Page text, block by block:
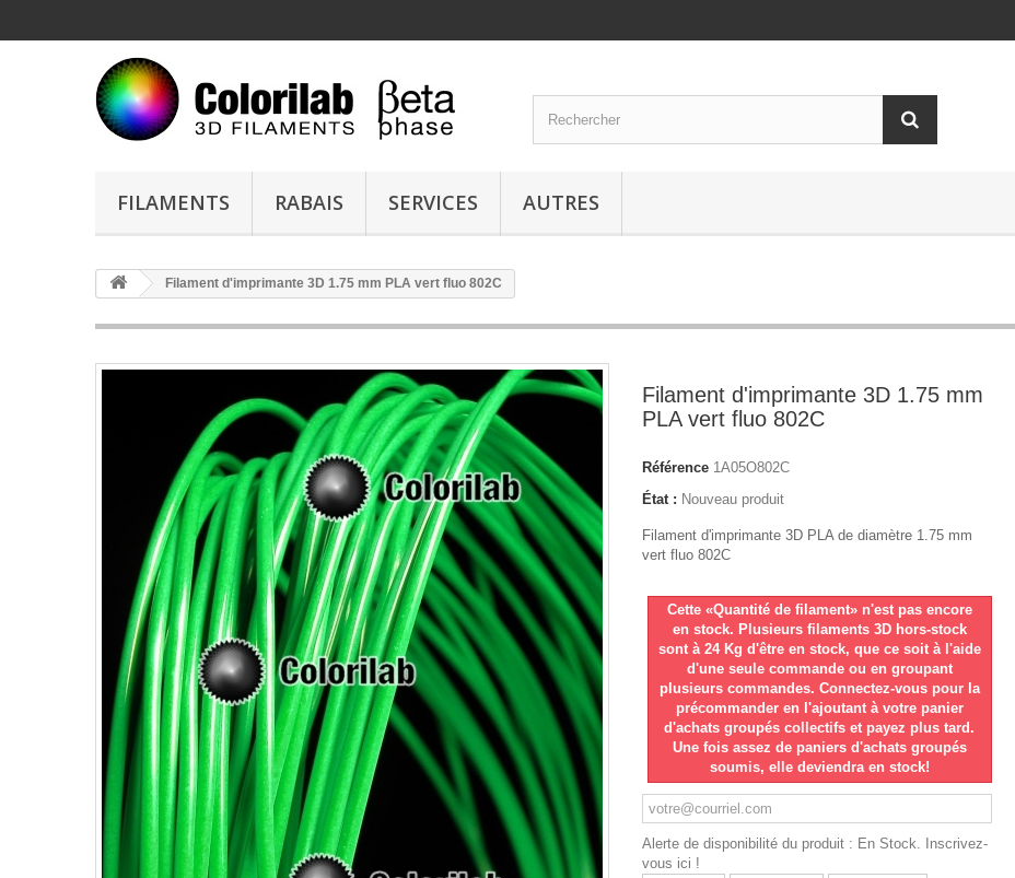
FILAMENTS RABAIS SERVICES AUTRES
Filament d'imprimante 3D 1.75 mm PLA vert fluo 802C
Filament d'imprimante 3D 1.75 mm
PLA vert fluo 802C
Référence 1A05O802C
État : Nouveau produit
Filament d'imprimante 3D PLA de diamètre 1.75 mm
vert fluo 802C
Cette «Quantité de filament» n'est pas encore
en stock. Plusieurs filaments 3D hors-stock
sont à 24 Kg d'être en stock, que ce soit à l'aide
d'une seule commande ou en groupant
plusieurs commandes. Connectez-vous pour la
précommander en l'ajoutant à votre panier
d'achats groupés collectifs et payez plus tard.
Une fois assez de paniers d'achats groupés
soumis, elle deviendra en stock!
Alerte de disponibilité du produit : En Stock. Inscrivez-
vous ici !